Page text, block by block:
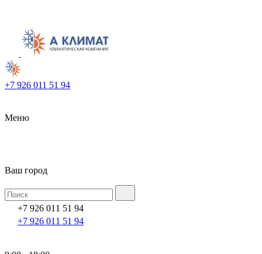
+7 926 011 51 94
Меню
Ваш город
+7 926 011 51 94
+7 926 011 51 94